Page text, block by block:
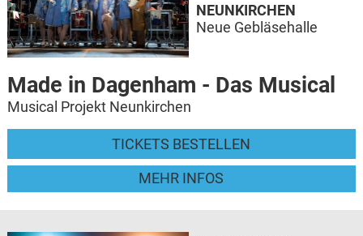
Made in Dagenham - Das Musical
Musical Projekt Neunkirchen
TICKETS BESTELLEN
MEHR INFOS
NEUNKIRCHEN
Neue Gebläsehalle